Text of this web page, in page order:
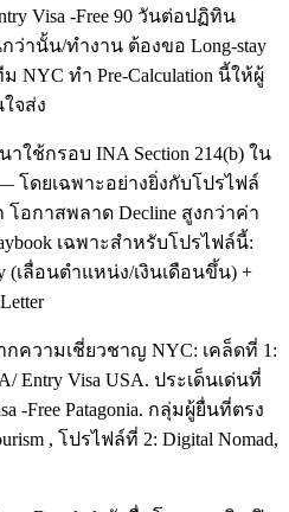
Visa -Free 90 วันต่อปฏิทิน
ว่านั้น/ทำงาน ต้องขอ Long-stay
NYC ทำ Pre-Calculation นี้ให้ผู้
จส่ง
ใช้กรอบ INA Section 214(b) ใน
โดยเฉพาะอย่างยิ่งกับโปรไฟล์
อกาสพลาด Decline สูงกว่าค่า
เฉพาะสำหรับโปรไฟล์นี้:
(เลื่อนตำแหน่ง/เงินเดือนขึ้น) +
กความเชี่ยวชาญ NYC: เคล็ดที่ 1:
Entry Visa USA. ประเด็นเด่นที่
-Free Patagonia. กลุ่มผู้ยื่นที่ตรง
, โปรไฟล์ที่ 2: Digital Nomad,